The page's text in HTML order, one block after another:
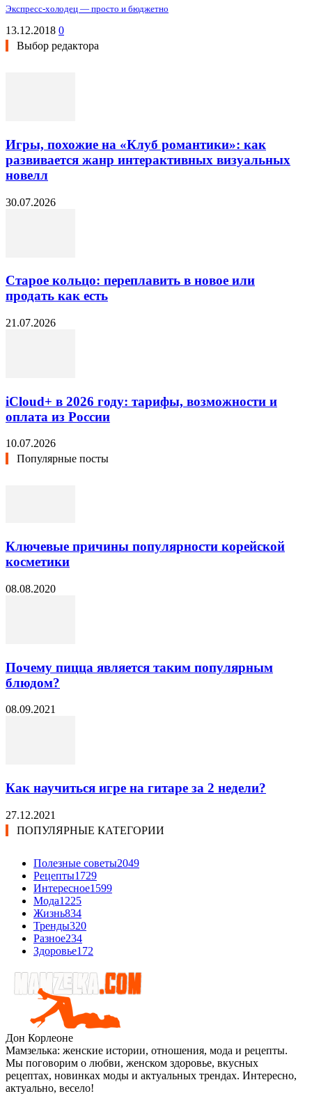
Экспресс-холодец — просто и бюджетно
13.12.2018 0
Выбор редактора
Игры, похожие на «Клуб романтики»: как
развивается жанр интерактивных визуальных
новелл
30.07.2026
Старое кольцо: переплавить в новое или
продать как есть
21.07.2026
iCloud+ в 2026 году: тарифы, возможности и
оплата из России
10.07.2026
Популярные посты
Ключевые причины популярности корейской
косметики
08.08.2020
Почему пицца является таким популярным
блюдом?
08.09.2021
Как научиться игре на гитаре за 2 недели?
27.12.2021
ПОПУЛЯРНЫЕ КАТЕГОРИИ
Полезные советы2049
Рецепты1729
Интересное1599
Мода1225
Жизнь834
Тренды320
Разное234
Здоровье172
Дон Корлеоне
Мамзелька: женские истории, отношения, мода и рецепты.
Мы поговорим о любви, женском здоровье, вкусных
рецептах, новинках моды и актуальных трендах. Интересно,
актуально, весело!